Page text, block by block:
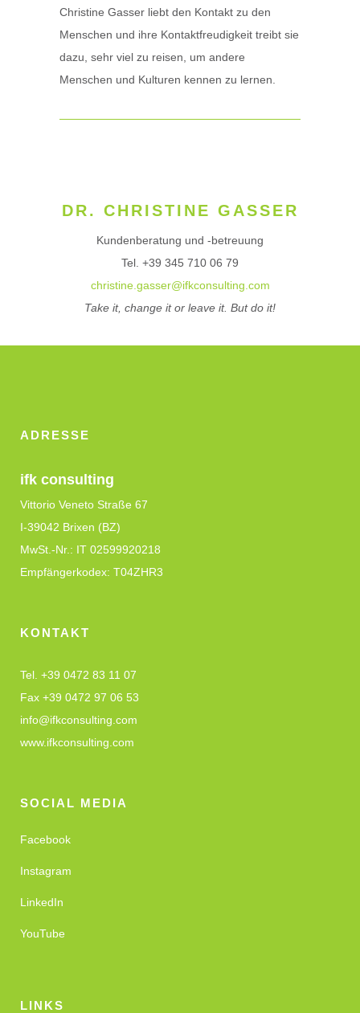
Christine Gasser liebt den Kontakt zu den
Menschen und ihre Kontaktfreudigkeit treibt sie
dazu, sehr viel zu reisen, um andere
Menschen und Kulturen kennen zu lernen.
DR. CHRISTINE GASSER
Kundenberatung und -betreuung
Tel. +39 345 710 06 79
christine.gasser@ifkconsulting.com
Take it, change it or leave it. But do it!
ADRESSE
ifk consulting
Vittorio Veneto Straße 67
I-39042 Brixen (BZ)
MwSt.-Nr.: IT 02599920218
Empfängerkodex: T04ZHR3
KONTAKT
Tel. +39 0472 83 11 07
Fax +39 0472 97 06 53
info@ifkconsulting.com
www.ifkconsulting.com
SOCIAL MEDIA
Facebook
Instagram
LinkedIn
YouTube
LINKS